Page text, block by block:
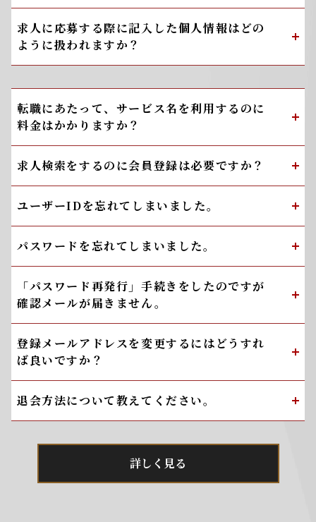
求人に応募する際に記入した個人情報はどの
ように扱われますか？
転職にあたって、サービス名を利用するのに
料金はかかりますか？
求人検索をするのに会員登録は必要ですか？
ユーザーIDを忘れてしまいました。
パスワードを忘れてしまいました。
「パスワード再発行」手続きをしたのですが
確認メールが届きません。
登録メールアドレスを変更するにはどうすれ
ば良いですか？
退会方法について教えてください。
詳しく見る